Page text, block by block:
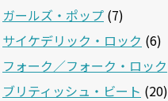
ガールズ・ポップ (7)
サイケデリック・ロック (6)
フォーク／フォーク・ロック
ブリティッシュ・ビート (20)